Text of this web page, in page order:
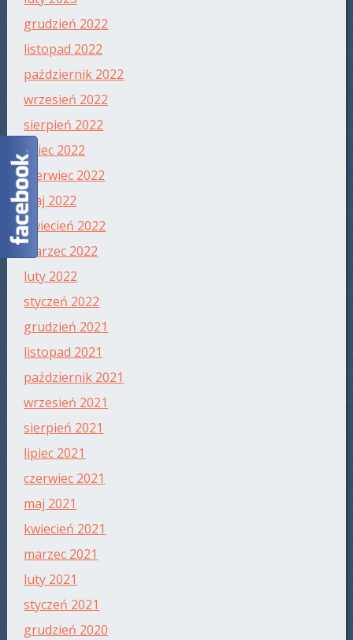
grudzień 2022
listopad 2022
październik 2022
wrzesień 2022
sierpień 2022
lipiec 2022
czerwiec 2022
maj 2022
kwiecień 2022
marzec 2022
luty 2022
styczeń 2022
grudzień 2021
listopad 2021
październik 2021
wrzesień 2021
sierpień 2021
lipiec 2021
czerwiec 2021
maj 2021
kwiecień 2021
marzec 2021
luty 2021
styczeń 2021
grudzień 2020